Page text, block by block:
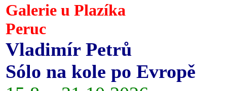
Galerie u Plazíka
Peruc
Vladimír Petrů
Sólo na kole po Evropě